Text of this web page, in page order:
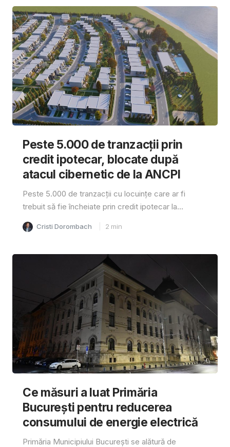
Peste 5.000 de tranzacții prin
credit ipotecar, blocate după
atacul cibernetic de la ANCPI
Peste 5.000 de tranzacții cu locuințe care ar fi
trebuit să fie încheiate prin credit ipotecar la...
Cristi Dorombach 2 min
Ce măsuri a luat Primăria
București pentru reducerea
consumului de energie electrică
Primăria Municipiului București se alătură de